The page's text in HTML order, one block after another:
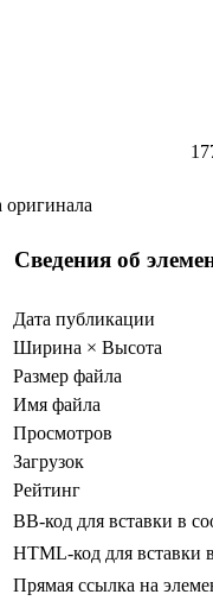
оригинала
Сведения об
Дата публикации
Ширина × Высота
Размер файла
Имя файла
Просмотров
Загрузок
Рейтинг
BB-код для вставки в
HTML-код для вставки
Прямая ссылка на